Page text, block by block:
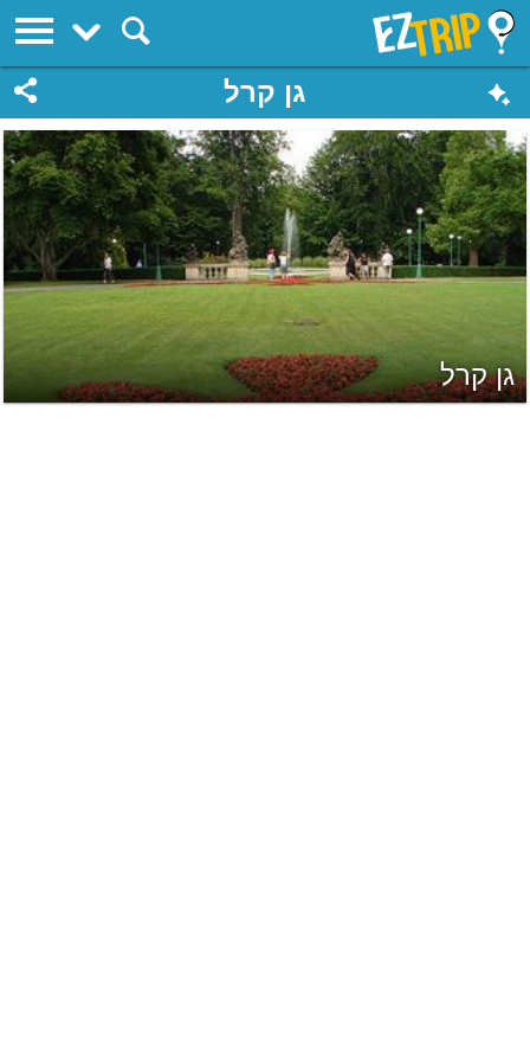
EZTrip
גן קרל
גן קרל